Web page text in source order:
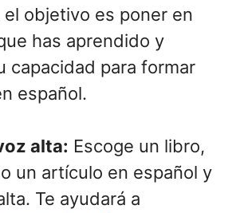
objetivo es poner en
has aprendido y
capacidad para formar
español.
alta: Escoge un libro,
un artículo en español y
Te ayudará a